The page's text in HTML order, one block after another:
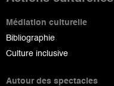
Médiation culturelle
Bibliographie
Culture inclusive
Autour des spectacles